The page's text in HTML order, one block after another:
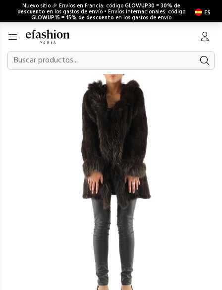
Nuevo sitio 🎉 Envíos en Francia: códigoGLOWUP30 =30% de
descuento en los gastos de envío • Envíos internacionales: código
GLOWUP15 =15% de descuento en los gastos de envío ES